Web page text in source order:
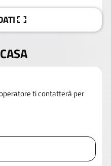
ti contatterà per